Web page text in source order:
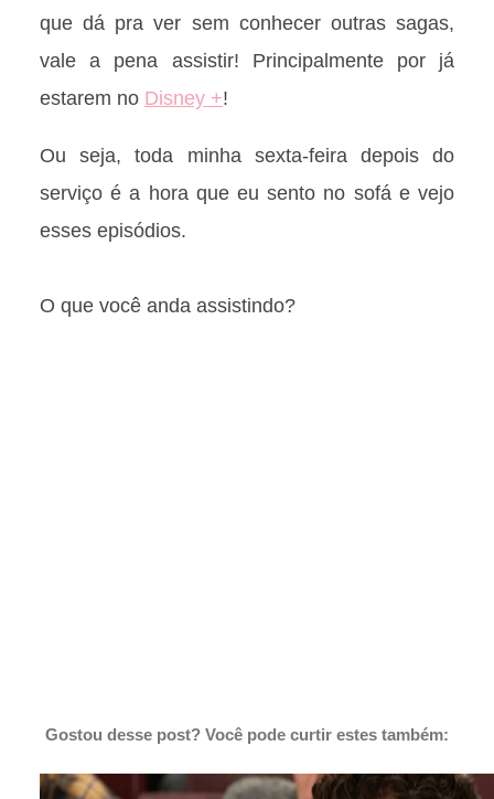
que dá pra ver sem conhecer outras sagas,
vale a pena assistir! Principalmente por já
estarem no Disney +!
Ou seja, toda minha sexta-feira depois do
serviço é a hora que eu sento no sofá e vejo
esses episódios.
O que você anda assistindo?
Gostou desse post? Você pode curtir estes também: